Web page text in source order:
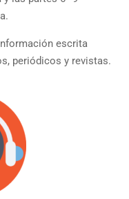
escrita
periódicos y revistas.